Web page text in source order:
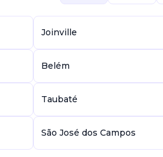
Joinville
Belém
Taubaté
São José dos Campos